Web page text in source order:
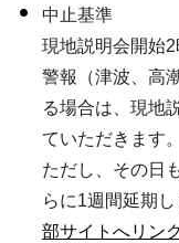
中止基準
現地説明会開始
警報（津波、高
る場合は、現地
ていただきます。
ただし、その日
らに1週間延期し
部サイトへリンク